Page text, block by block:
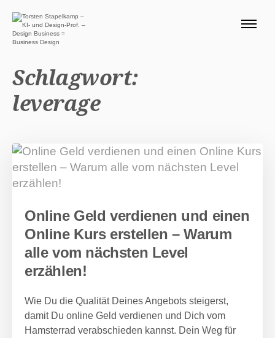
BLOG
SERVICE DESIGN THINKING
0 EURO ANGEBOTE 🎁
Suchen nach:
Schlagwort:
leverage
Online Geld verdienen und einen
Online Kurs erstellen – Warum
alle vom nächsten Level
erzählen!
Wie Du die Qualität Deines Angebots steigerst,
damit Du online Geld verdienen und Dich vom
Hamsterrad verabschieden kannst. Dein Weg für